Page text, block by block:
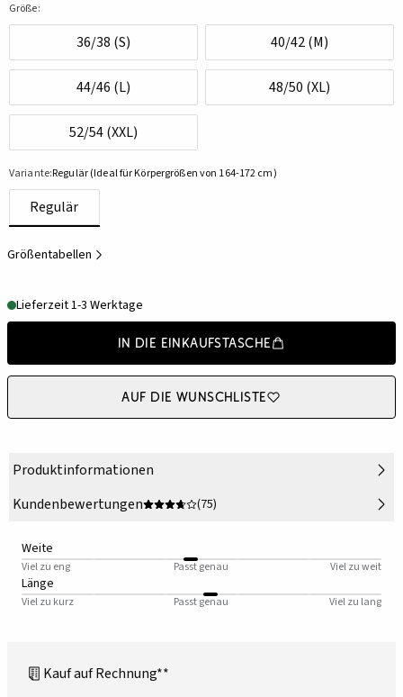
Größe:
36/38 (S) 40/42 (M)
44/46 (L) 48/50 (XL)
52/54 (XXL)
Variante:Regulär (Ideal für Körpergrößen von 164-172 cm)
Regulär
Größentabellen
Lieferzeit 1-3 Werktage
In die Einkaufstasche
Auf die Wunschliste
Produktinformationen
Kundenbewertungen
(75)
Weite
Viel zu eng Passt genau Viel zu weit
Länge
Viel zu kurz Passt genau Viel zu lang
Kauf auf Rechnung**